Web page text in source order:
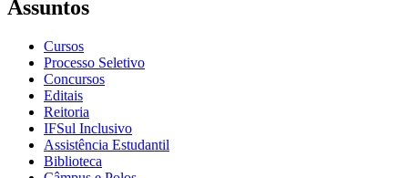
Assuntos
Cursos
Processo Seletivo
Concursos
Editais
Reitoria
IFSul Inclusivo
Assistência Estudantil
Biblioteca